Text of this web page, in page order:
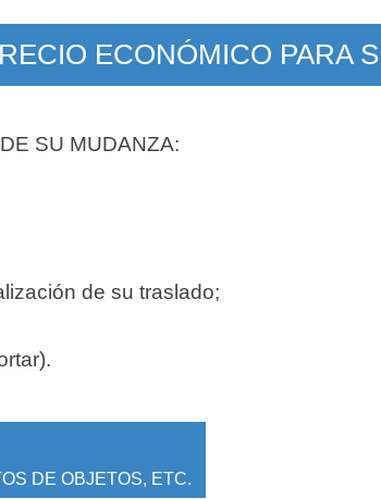
ECONÓMICO PARA
SU MUDANZA:
de su traslado;
DE OBJETOS, ETC.